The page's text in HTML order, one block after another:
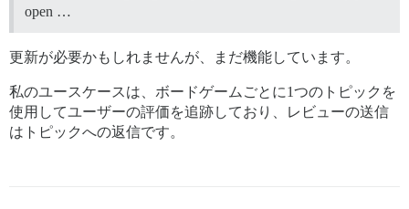
open …
更新が必要かもしれませんが、まだ機能しています。
私のユースケースは、ボードゲームごとに1つのトピックを
使用してユーザーの評価を追跡しており、レビューの送信
はトピックへの返信です。